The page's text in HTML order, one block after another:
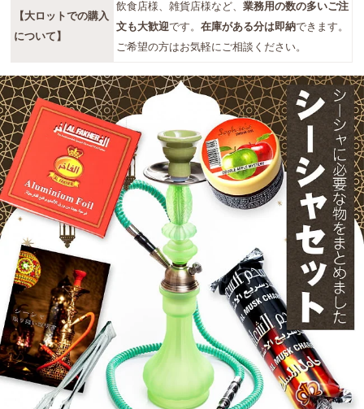
【大ロットでの購入
について】
飲食店様、雑貨店様など、業務用の数の多いご注
文も大歓迎です。在庫がある分は即納できます。
ご希望の方はお気軽にご相談ください。